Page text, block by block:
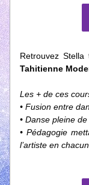
Retrouvez
Tahitienne
Les + de ces
• Fusion entre
• Danse pleine
• Pédagogie
l’artiste en chacun